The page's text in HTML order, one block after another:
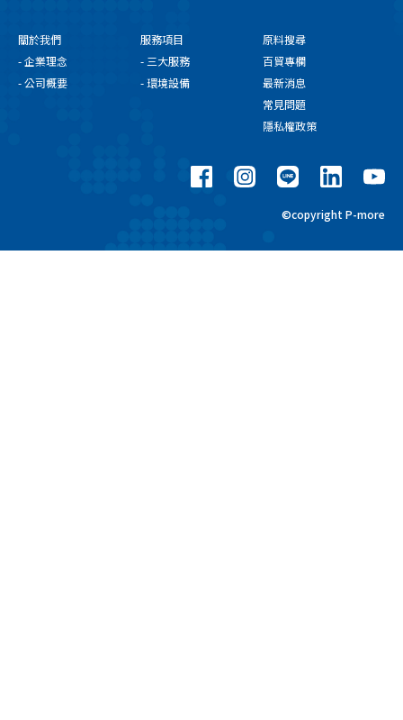
關於我們
- 企業理念
- 公司概要
服務項目
- 三大服務
- 環境設備
原料搜尋
百貿專欄
最新消息
常見問題
隱私權政策
©copyright P-more